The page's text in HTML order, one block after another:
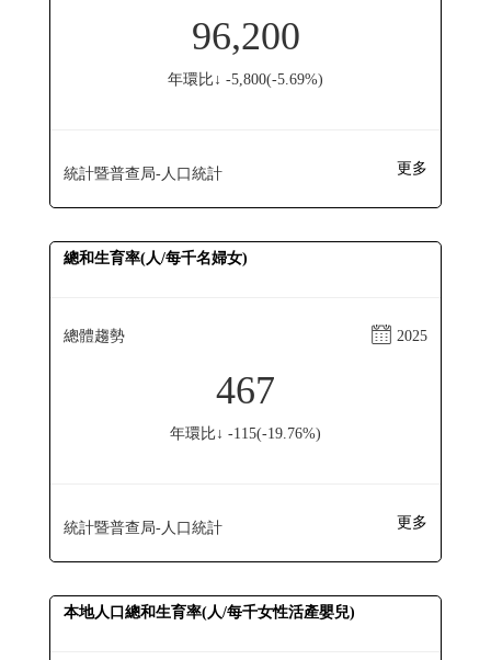
96,200
年環比↓ -5,800(-5.69%)
統計暨普查局-人口統計 更多
總和生育率(人/每千名婦女)
總體趨勢 2025
467
年環比↓ -115(-19.76%)
統計暨普查局-人口統計 更多
本地人口總和生育率(人/每千女性活產嬰兒)